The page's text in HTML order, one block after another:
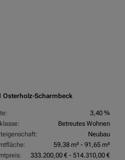
Osterholz-Scharmbeck
3,40 %
Betreutes Wohnen
Neubau
59,38 m² - 91,65 m²
333.200,00 € - 514.310,00 €